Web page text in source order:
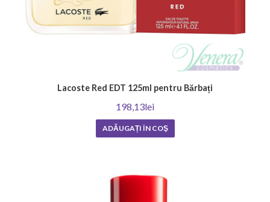
Lacoste Red EDT 125ml pentru Bărbați
198,13lei
ADĂUGAȚI ÎN COŞ